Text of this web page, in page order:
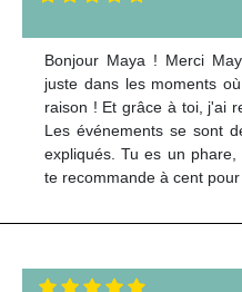
Bonjour Maya ! Merci
juste dans les moments
raison ! Et grâce à toi, j'ai
Les événements se sont
expliqués. Tu es un
te recommande à cent